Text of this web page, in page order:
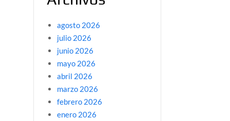
agosto 2026
julio 2026
junio 2026
mayo 2026
abril 2026
marzo 2026
febrero 2026
enero 2026